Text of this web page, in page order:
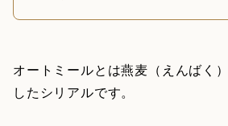
オートミールとは燕麦（えんばく
したシリアルです。